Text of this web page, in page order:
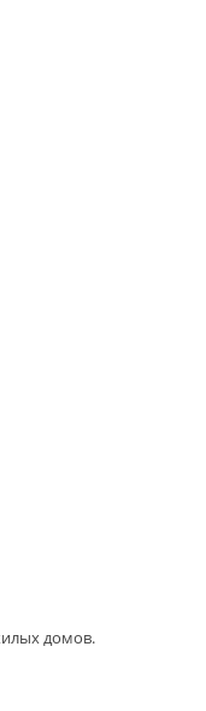
домов.